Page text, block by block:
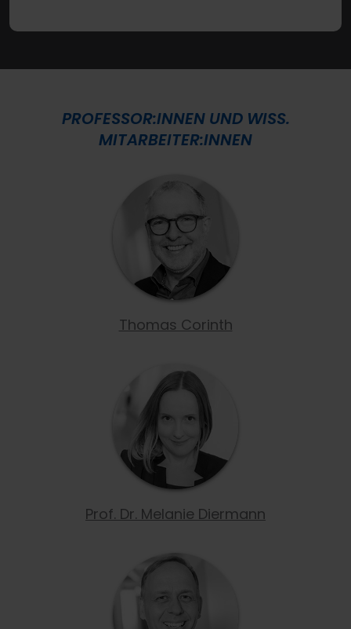
PROFESSOR:INNEN UND WISS.
MITARBEITER:INNEN
Thomas Corinth
Prof. Dr. Melanie Diermann